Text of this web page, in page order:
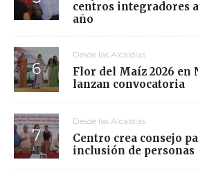
centros integradores
año
Desde las Alcaldías
Flor del Maíz 2026 en
lanzan convocatoria
Desde las Alcaldías
Centro crea consejo
inclusión de personas